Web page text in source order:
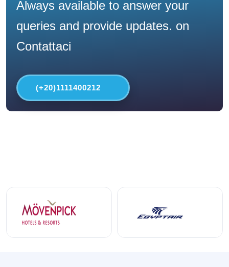
Always available to answer your
queries and provide updates. on
Contattaci
(+20)1111400212